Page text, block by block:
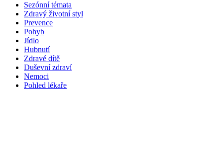
Sezónní témata
Zdravý životní styl
Prevence
Pohyb
Jídlo
Hubnutí
Zdravé dítě
Duševní zdraví
Nemoci
Pohled lékaře